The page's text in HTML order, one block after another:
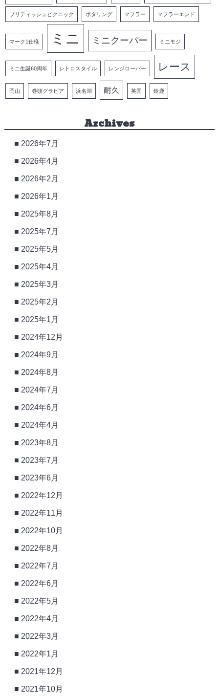
ブリティッシュピクニック ポタリング マフラー マフラーエンド
マーク1仕様 ミニ ミニクーパー ミニモジ
ミニ生誕60周年 レトロスタイル レンジローバー レース
岡山 巻頭グラビア 浜名湖 耐久 英国 鈴鹿
Archives
2026年7月
2026年4月
2026年2月
2026年1月
2025年8月
2025年7月
2025年5月
2025年4月
2025年3月
2025年2月
2025年1月
2024年12月
2024年9月
2024年8月
2024年7月
2024年6月
2024年4月
2023年8月
2023年7月
2023年6月
2022年12月
2022年11月
2022年10月
2022年8月
2022年7月
2022年6月
2022年5月
2022年4月
2022年3月
2022年1月
2021年12月
2021年10月